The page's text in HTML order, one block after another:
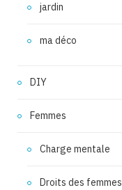
jardin
ma déco
DIY
Femmes
Charge mentale
Droits des femmes